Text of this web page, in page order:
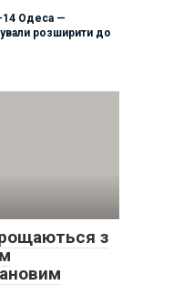
14 Одеса —
розширити до
з